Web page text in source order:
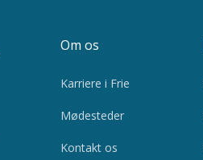
Om os
Karriere i Frie
Mødesteder
Kontakt os